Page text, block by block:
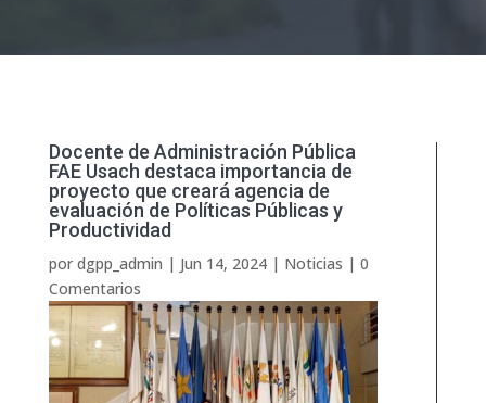
Docente de Administración Pública
FAE Usach destaca importancia de
proyecto que creará agencia de
evaluación de Políticas Públicas y
Productividad
por dgpp_admin | Jun 14, 2024| Noticias | 0
Comentarios